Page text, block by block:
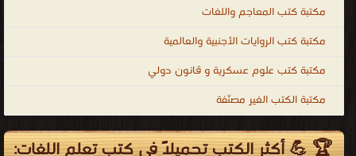
مكتبة كتب المعاجم واللغات
مكتبة كتب الروايات الأجنبية والعالمية
مكتبة كتب علوم عسكرية و قانون دولي
مكتبة الكتب الغير مصنّفة